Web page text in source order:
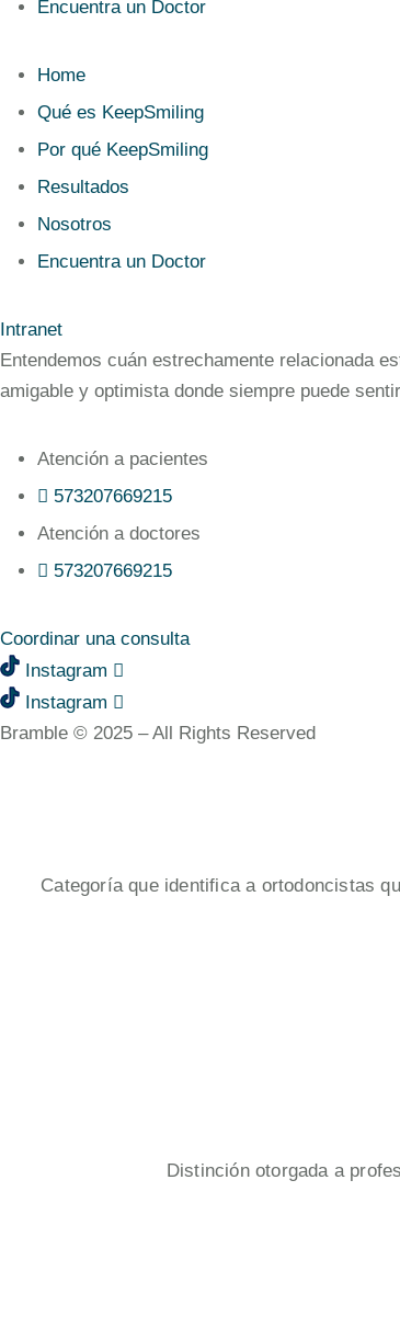
Encuentra un Doctor
Home
Qué es KeepSmiling
Por qué KeepSmiling
Resultados
Nosotros
Encuentra un Doctor
Intranet
Entendemos cuán estrechamente relacionada
amigable y optimista donde siempre puede
Atención a pacientes
573207669215‬
Atención a doctores
573207669215‬
Coordinar una consulta
Instagram
Instagram
Bramble © 2025 – All Rights Reserved
Categoría que identifica a ortodoncistas
Distinción otorgada a